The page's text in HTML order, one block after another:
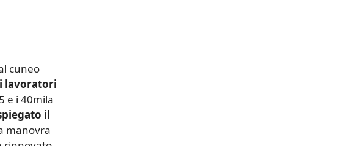
cuneo
lavoratori
e i 40mila
il
manovra